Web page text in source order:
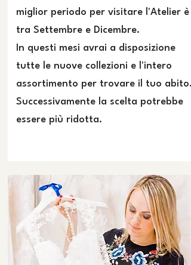
miglior periodo per visitare l'Atelier è
tra Settembre e Dicembre.
In questi mesi avrai a disposizione
tutte le nuove collezioni e l'intero
assortimento per trovare il tuo abito.
Successivamente la scelta potrebbe
essere più ridotta.